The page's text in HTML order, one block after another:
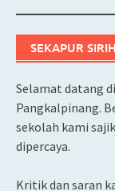
SEKAPUR SIRIH
Selamat datang
Pangkalpinang.
sekolah kami
dipercaya.
Kritik dan saran